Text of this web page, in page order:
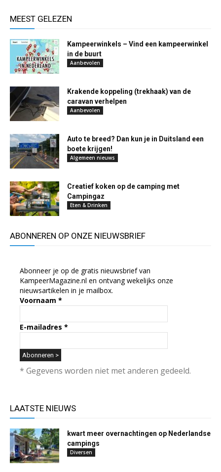
MEEST GELEZEN
Kampeerwinkels – Vind een kampeerwinkel
in de buurt
Aanbevolen
Krakende koppeling (trekhaak) van de
caravan verhelpen
Aanbevolen
Auto te breed? Dan kun je in Duitsland een
boete krijgen!
Algemeen nieuws
Creatief koken op de camping met
Campingaz
Eten & Drinken
ABONNEREN OP ONZE NIEUWSBRIEF
Abonneer je op de gratis nieuwsbrief van
KampeerMagazine.nl en ontvang wekelijks onze
nieuwsartikelen in je mailbox.
Voornaam *
E-mailadres *
* Gegevens worden niet met anderen gedeeld.
LAATSTE NIEUWS
kwart meer overnachtingen op Nederlandse
campings
Diversen